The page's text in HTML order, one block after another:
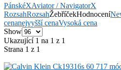
PánskéXAviator / NavigatorX
RozsahRozsahŽebříčekHodnocení
cenanejvyšší cenaVysoká cena
Show
Ukazující 1 na 1 z 1
Strana 1 z 1